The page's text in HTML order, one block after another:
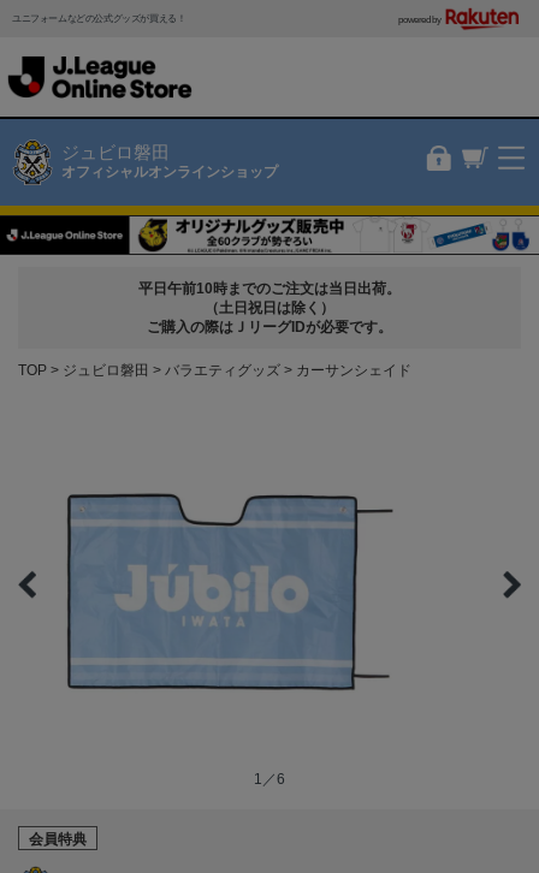
ユニフォームなどの公式グッズが買える！ powered by
ジュビロ磐田
オフィシャルオンラインショップ
平日午前10時までのご注文は当日出荷。
（土日祝日は除く）
ご購入の際はＪリーグIDが必要です。
TOP ジュビロ磐田 バラエティグッズ カーサンシェイド
1／6
会員特典